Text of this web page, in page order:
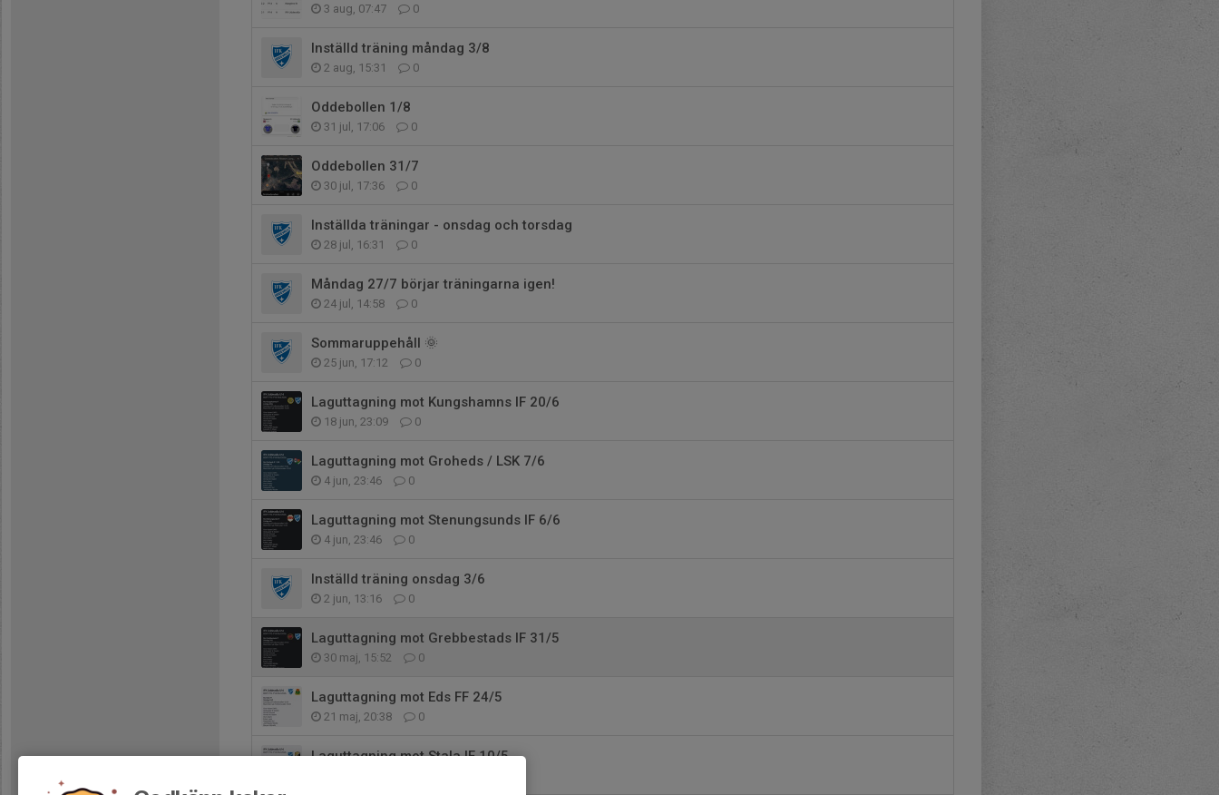
3 aug, 07:47 0
Inställd träning måndag 3/8
2 aug, 15:31 0
Oddebollen 1/8
31 jul, 17:06 0
Oddebollen 31/7
30 jul, 17:36 0
Inställda träningar - onsdag och torsdag
28 jul, 16:31 0
Måndag 27/7 börjar träningarna igen!
24 jul, 14:58 0
Sommaruppehåll 🌞
25 jun, 17:12 0
Laguttagning mot Kungshamns IF 20/6
18 jun, 23:09 0
Laguttagning mot Groheds / LSK 7/6
4 jun, 23:46 0
Laguttagning mot Stenungsunds IF 6/6
4 jun, 23:46 0
Inställd träning onsdag 3/6
2 jun, 13:16 0
Laguttagning mot Grebbestads IF 31/5
30 maj, 15:52 0
Laguttagning mot Eds FF 24/5
21 maj, 20:38 0
Laguttagning mot Stala IF 10/5